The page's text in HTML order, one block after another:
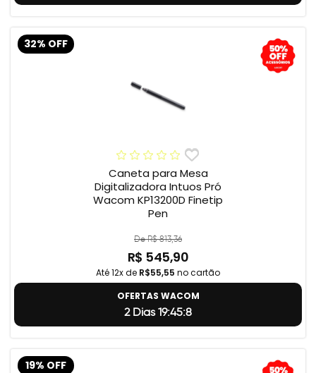
32% OFF
Caneta para Mesa
Digitalizadora Intuos Pró
Wacom KP13200D Finetip
Pen
De R$ 813,36
R$ 545,90
Até 12x de R$55,55 no cartão
OFERTAS WACOM
2 Dias 19:45:7
19% OFF